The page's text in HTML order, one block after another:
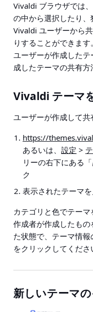
Vivaldi ブラウザでは
の中から選択したり
Vivaldi ユーザーから
りすることができます
ユーザーが作成した
成したテーマの共有方
Vivaldi テーマ
ユーザーが作成して共
https://
あるいは、 設定 >
リーの右下にある「
ク
表示されたテーマ
カテゴリと色でテー
作成者が作成したも
た状態で、テーマ情報
をクリックしてくださ
新しいテーマ